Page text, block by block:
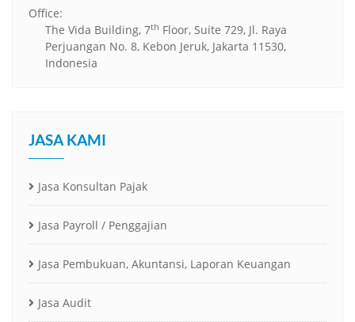
Office:
The Vida Building, 7th Floor, Suite 729, Jl. Raya
Perjuangan No. 8, Kebon Jeruk, Jakarta 11530,
Indonesia
JASA KAMI
Jasa Konsultan Pajak
Jasa Payroll / Penggajian
Jasa Pembukuan, Akuntansi, Laporan Keuangan
Jasa Audit